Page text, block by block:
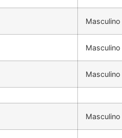
Masculino
Masculino
Masculino
Masculino